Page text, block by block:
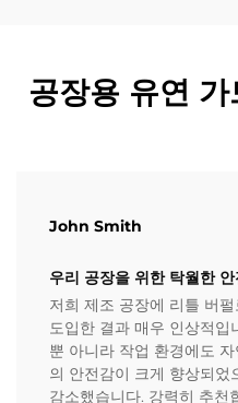
공장용 유연
John Smith
우리 공장을 위한 탁월한
저희 제조 공장에 리틀 버
도입한 결과 매우 인상적입
뿐 아니라 작업 환경에도
의 안전감이 크게 향상되었
감소했습니다. 강력히 추천